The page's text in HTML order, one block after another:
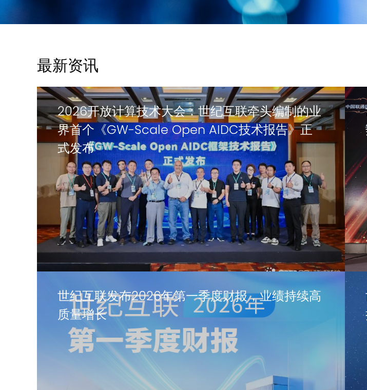
最新资讯
2026开放计算技术大会：世纪互联牵头编制的业
界首个《GW-Scale Open AIDC技术报告》正
式发布
世纪互联发布2026年第一季度财报，业绩持续高
质量增长